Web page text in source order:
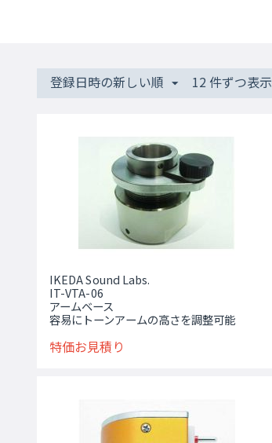
登録日時の新しい順 12 件ずつ表示
IKEDA Sound Labs.
IT-VTA-06
アームベース
容易にトーンアームの高さを調整可能
特価お見積り